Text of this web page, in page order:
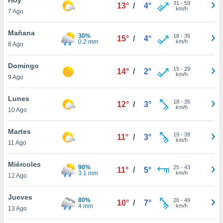
y
en
más
de
7 Ago
13° / 4° 31 - 59
km/h
Mañana
8 Ago
30%
0.2 mm
15° / 4° 18- 35
km/h
Domingo
9 Ago
14° / 2° 15- 29
km/h
Lunes
10 Ago
12° / 3° 18- 35
km/h
Martes
11 Ago
11° / 3° 19- 39
km/h
Miércoles
12 Ago
90%
3.1 mm
11° / 5° 25- 43
km/h
Jueves
13 Ago
80%
4 mm
10° / 7° 26- 49
km/h